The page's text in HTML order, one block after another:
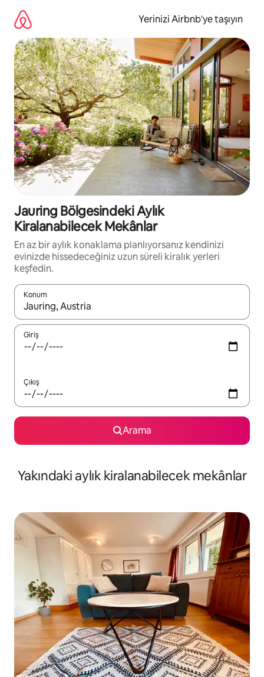
Yerinizi Airbnb'ye taşıyın
Jauring Bölgesindeki Aylık
Kiralanabilecek Mekânlar
En az bir aylık konaklama planlıyorsanız kendinizi
evinizde hissedeceğiniz uzun süreli kiralık yerleri
keşfedin.
Konum
Sonuçlar kullanılabilir olduğunda yukarı ve aşağı oklarıyla
Giriş
Çıkış
Arama
Yakındaki aylık kiralanabilecek mekânlar